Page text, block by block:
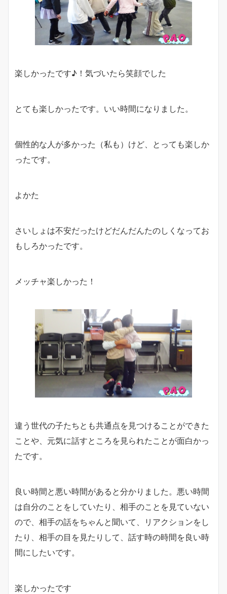
楽しかったです♪！気づいたら笑顔でした
とても楽しかったです。いい時間になりました。
個性的な人が多かった（私も）けど、とっても楽しか
ったです。
よかた
さいしょは不安だったけどだんだんたのしくなってお
もしろかったです。
メッチャ楽しかった！
違う世代の子たちとも共通点を見つけることができた
ことや、元気に話すところを見られたことが面白かっ
たです。
良い時間と悪い時間があると分かりました。悪い時間
は自分のことをしていたり、相手のことを見ていない
ので、相手の話をちゃんと聞いて、リアクションをし
たり、相手の目を見たりして、話す時の時間を良い時
間にしたいです。
楽しかったです